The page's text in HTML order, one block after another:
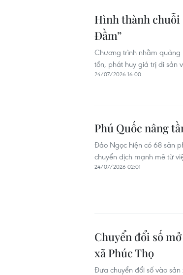
Hình thành chuỗi
Đầm”
Chương trình nhằm
tồn, phát huy giá trị di sản
24/07/2026 16:00
Phú Quốc nâng
Đảo Ngọc hiện có 68 sản
chuyển dịch mạnh mẽ từ
24/07/2026 02:01
Chuyển đổi số
xã Phúc Thọ
Đưa chuyển đổi số vào